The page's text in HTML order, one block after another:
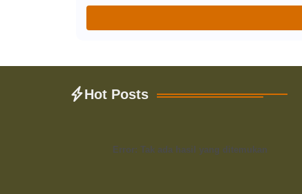
Hot Posts
Error: Tak ada hasil yang ditemukan